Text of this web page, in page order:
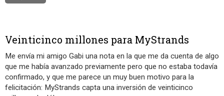
Veinticinco millones para MyStrands
Me envía mi amigo Gabi una nota en la que me da cuenta de algo
que me había avanzado previamente pero que no estaba todavía
confirmado, y que me parece un muy buen motivo para la
felicitación: MyStrands capta una inversión de veinticinco